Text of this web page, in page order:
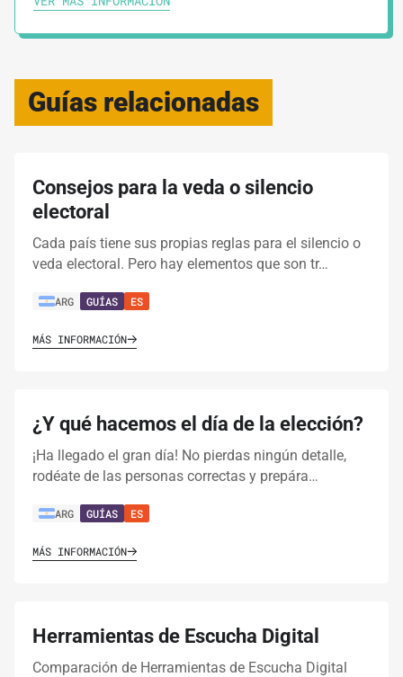
Guías relacionadas
Consejos para la veda o silencio
electoral
Cada país tiene sus propias reglas para el silencio o
veda electoral. Pero hay elementos que son tr…
ARG GUÍAS ES
MÁS INFORMACIÓN
¿Y qué hacemos el día de la elección?
¡Ha llegado el gran día! No pierdas ningún detalle,
rodéate de las personas correctas y prepára…
ARG GUÍAS ES
MÁS INFORMACIÓN
Herramientas de Escucha Digital
Comparación de Herramientas de Escucha Digital